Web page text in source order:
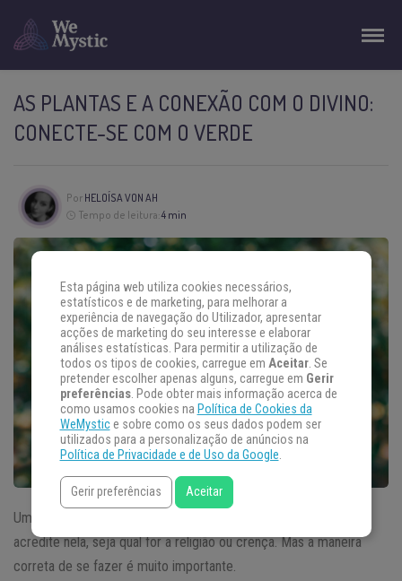
AS PLANTAS E A CONEXÃO COM O DIVINO:
CONECTE-SE COM O VERDE
Por HELOÍSA VON AH
Tempo de leitura:4 min
Uma
acredite nela, seja qual for a religião ou crença. Mas a maneira
correta de se fazer é muito importante.
Esta página web utiliza cookies necessários,
estatísticos e de marketing, para melhorar a
experiência de navegação do Utilizador, apresentar
acções de marketing do seu interesse e elaborar
análises estatísticas. Para permitir a utilização de
todos os tipos de cookies, carregue em Aceitar. Se
pretender escolher apenas alguns, carregue em Gerir
preferências. Pode obter mais informação acerca de
como usamos cookies na Política de Cookies da
WeMystice sobre como os seus dados podem ser
utilizados para a personalização de anúncios na
Política de Privacidade e de Uso da Google.
Gerir preferências Aceitar